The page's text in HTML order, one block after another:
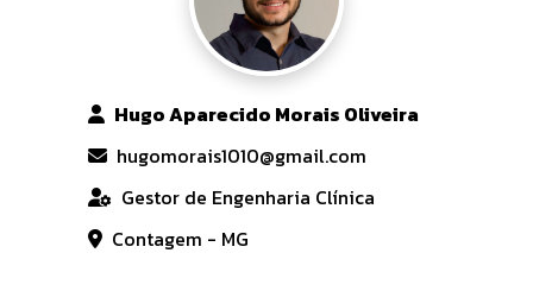
Hugo Aparecido Morais Oliveira
hugomorais1010@gmail.com
Gestor de Engenharia Clínica
Contagem - MG